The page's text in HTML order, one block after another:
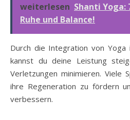
weiterlesen Shanti Yoga:
Ruhe und Balance!
Durch die Integration von Yoga
kannst du deine Leistung
Verletzungen minimieren. Viele
ihre Regeneration zu fördern
verbessern.